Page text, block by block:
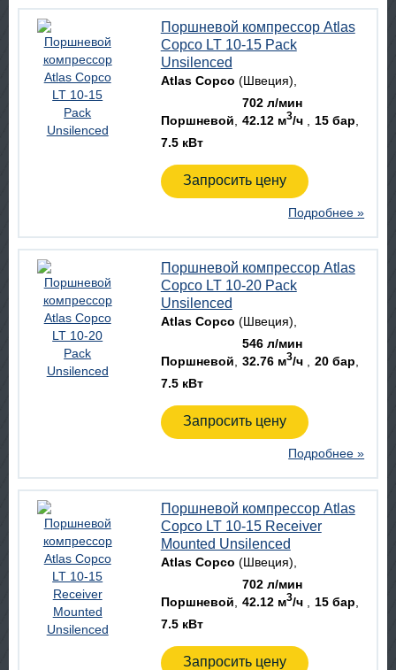
Поршневой компрессор Atlas
Copco LT 10-15 Pack
Unsilenced
Atlas Copco (Швеция)
Поршневой
702 л/мин
42.12 м3/ч
15 бар
7.5 кВт
Запросить цену
Подробнее »
Поршневой компрессор Atlas
Copco LT 10-20 Pack
Unsilenced
Atlas Copco (Швеция)
Поршневой
546 л/мин
32.76 м3/ч
20 бар
7.5 кВт
Запросить цену
Подробнее »
Поршневой компрессор Atlas
Copco LT 10-15 Receiver
Mounted Unsilenced
Atlas Copco (Швеция)
Поршневой
702 л/мин
42.12 м3/ч
15 бар
7.5 кВт
Запросить цену